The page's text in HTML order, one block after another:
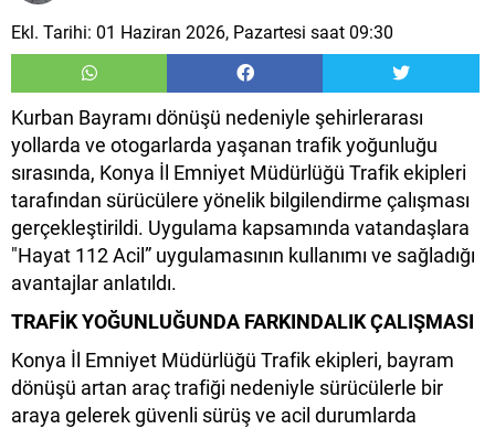
Ekl. Tarihi: 01 Haziran 2026, Pazartesi saat 09:30
Kurban Bayramı dönüşü nedeniyle şehirlerarası
yollarda ve otogarlarda yaşanan trafik yoğunluğu
sırasında, Konya İl Emniyet Müdürlüğü Trafik ekipleri
tarafından sürücülere yönelik bilgilendirme çalışması
gerçekleştirildi. Uygulama kapsamında vatandaşlara
"Hayat 112 Acil” uygulamasının kullanımı ve sağladığı
avantajlar anlatıldı.
TRAFİK YOĞUNLUĞUNDA FARKINDALIK ÇALIŞMASI
Konya İl Emniyet Müdürlüğü Trafik ekipleri, bayram
dönüşü artan araç trafiği nedeniyle sürücülerle bir
araya gelerek güvenli sürüş ve acil durumlarda